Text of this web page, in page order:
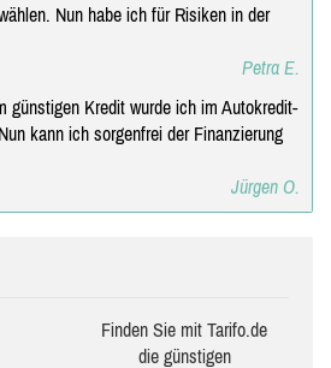
Nun habe ich für Risiken in der
Petra E.
günstigen Kredit wurde ich im Autokredit-
kann ich sorgenfrei der Finanzierung
Jürgen O.
Finden Sie mit Tarifo.de
die güns­ti­gen